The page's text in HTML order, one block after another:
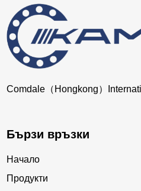
Comdale（Hongkong）
Бързи връзки
Начало
Продукти